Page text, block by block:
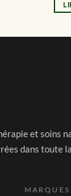
et soins
dans toute
MARQUES